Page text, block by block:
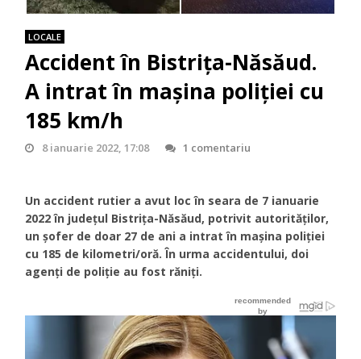
LOCALE
Accident în Bistrița-Năsăud.
A intrat în mașina poliției cu
185 km/h
8 ianuarie 2022, 17:08 1 comentariu
Un accident rutier a avut loc în seara de 7 ianuarie
2022 în județul Bistrița-Năsăud, potrivit autorităților,
un șofer de doar 27 de ani a intrat în mașina poliției
cu 185 de kilometri/oră. În urma accidentului, doi
agenți de poliție au fost răniți.